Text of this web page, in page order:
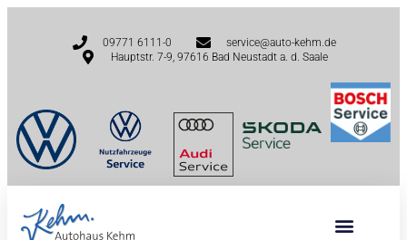
09771 6111-0
service@auto-kehm.de
Hauptstr. 7-9, 97616 Bad Neustadt a. d. Saale